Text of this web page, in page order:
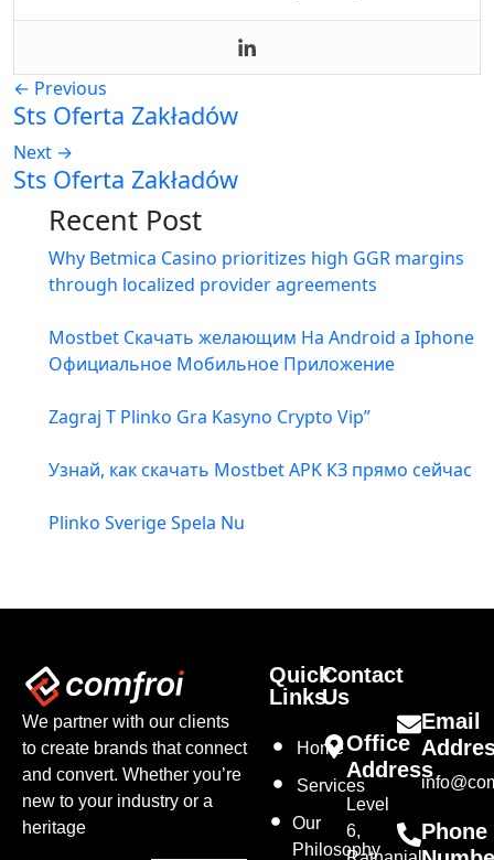
← Previous
Sts Oferta Zakładów
Next →
Sts Oferta Zakładów
Recent Post
Why Betmica Casino prioritizes high GGR margins
through localized provider agreements
Mostbet Скачать желающим На Android а Iphone
Официальное Мобильное Приложение
Zagraj T Plinko Gra Kasyno Crypto Vip”
Узнай, как скачать Mostbet APK КЗ прямо сейчас
Plinko Sverige Spela Nu
We partner with our clients
to create brands that connect
and convert. Whether you’re
new to your industry or a
heritage
Quick
Links
Home
Services
Our
Philosophy
Contact
Us
Office
Address
Level
6,
Email
Phone